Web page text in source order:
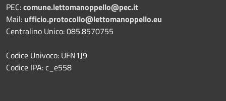
PEC:comune.lettomanoppello@pec.it
Mail: ufficio.protocollo@lettomanoppello.eu
Centralino Unico: 085.8570755
Codice Univoco: UFN1J9
Codice IPA: c_e558